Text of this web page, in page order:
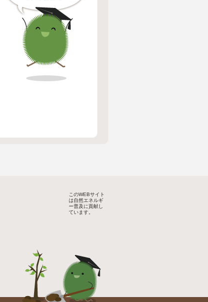
このWEBサイト
は自然エネルギ
ー普及に貢献し
ています。